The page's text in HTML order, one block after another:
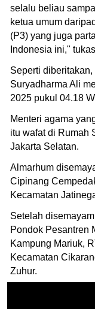
selalu beliau
ketua umum
(P3) yang juga
Indonesia ini,"
Seperti
Suryadharma Ali
2025 pukul 04.18
Menteri agama
itu wafat di Rumah
Jakarta Selatan.
Almarhum
Cipinang
Kecamatan
Setelah
Pondok Pesantren
Kampung Mariuk,
Kecamatan
Zuhur.